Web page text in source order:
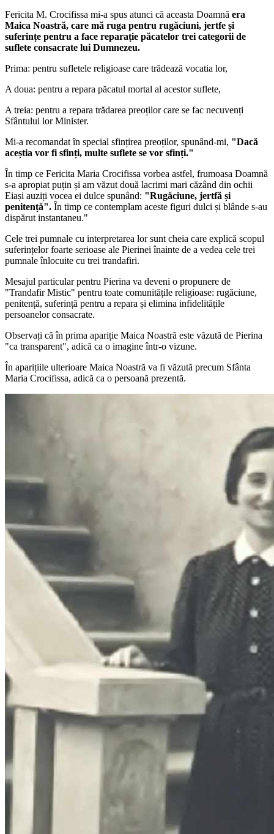
Fericita M. Crocifissa mi-a spus atunci că aceasta Doamnă era
Maica Noastră, care mă ruga pentru rugăciuni, jertfe și
suferințe pentru a face reparație păcatelor trei categorii de
suflete consacrate lui Dumnezeu.
Prima: pentru sufletele religioase care trădează vocatia lor,
A doua: pentru a repara păcatul mortal al acestor suflete,
A treia: pentru a repara trădarea preoților care se fac necuvenți
Sfântului lor Minister.
Mi-a recomandat în special sfințirea preoților, spunând-mi, "Dacă
aceștia vor fi sfinți, multe suflete se vor sfinți."
În timp ce Fericita Maria Crocifissa vorbea astfel, frumoasa Doamnă
s-a apropiat puțin și am văzut două lacrimi mari căzând din ochii
Eiași auziți vocea ei dulce spunând: "Rugăciune, jertfă și
penitență". În timp ce contemplam aceste figuri dulci și blânde s-au
dispărut instantaneu."
Cele trei pumnale cu interpretarea lor sunt cheia care explică scopul
suferințelor foarte serioase ale Pierinei înainte de a vedea cele trei
pumnale înlocuite cu trei trandafiri.
Mesajul particular pentru Pierina va deveni o propunere de
"Trandafir Mistic" pentru toate comunitățile religioase: rugăciune,
penitență, suferință pentru a repara și elimina infidelitățile
persoanelor consacrate.
Observați că în prima apariție Maica Noastră este văzută de Pierina
"ca transparent", adică ca o imagine într-o vizune.
În aparițiile ulterioare Maica Noastră va fi văzută precum Sfânta
Maria Crocifissa, adică ca o persoană prezentă.